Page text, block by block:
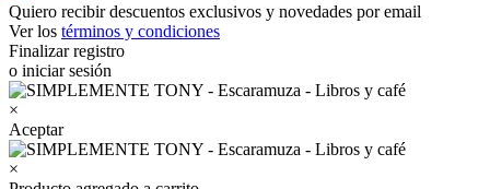
Quiero recibir descuentos exclusivos y novedades por email
Ver los términos y condiciones
Finalizar registro
o iniciar sesión
×
Aceptar
×